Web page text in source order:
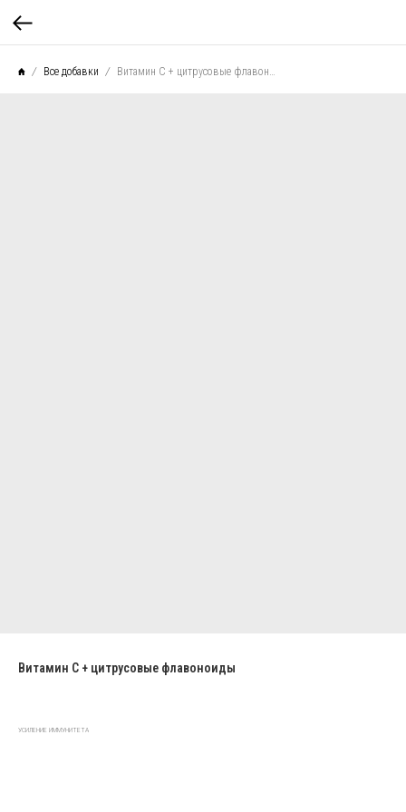
Все добавки Витамин C + цитрусовые флавоноиды
Витамин C + цитрусовые флавоноиды
УСИЛЕНИЕ ИММУНИТЕТА